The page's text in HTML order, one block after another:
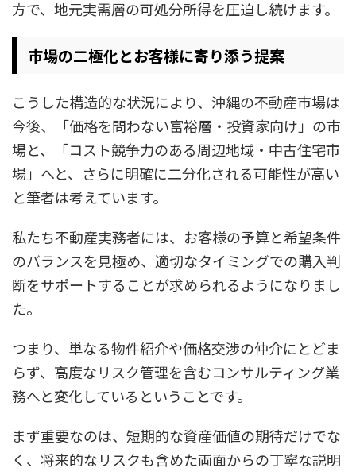
方で、地元実需層の可処分所得を圧迫し続けます。
市場の二極化とお客様に寄り添う提案
こうした構造的な状況により、沖縄の不動産市場は
今後、「価格を問わない富裕層・投資家向け」の市
場と、「コスト競争力のある周辺地域・中古住宅市
場」へと、さらに明確に二分化される可能性が高い
と筆者は考えています。
私たち不動産実務者には、お客様の予算と希望条件
のバランスを見極め、適切なタイミングでの購入判
断をサポートすることが求められるようになりまし
た。
つまり、単なる物件紹介や価格交渉の仲介にとどま
らず、高度なリスク管理を含むコンサルティング業
務へと変化しているということです。
まず重要なのは、短期的な資産価値の期待だけでな
く、将来的なリスクも含めた両面からの丁寧な説明